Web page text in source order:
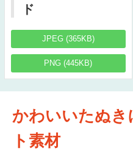
ド
JPEG (365KB)
PNG (445KB)
かわいいたぬき
ト素材